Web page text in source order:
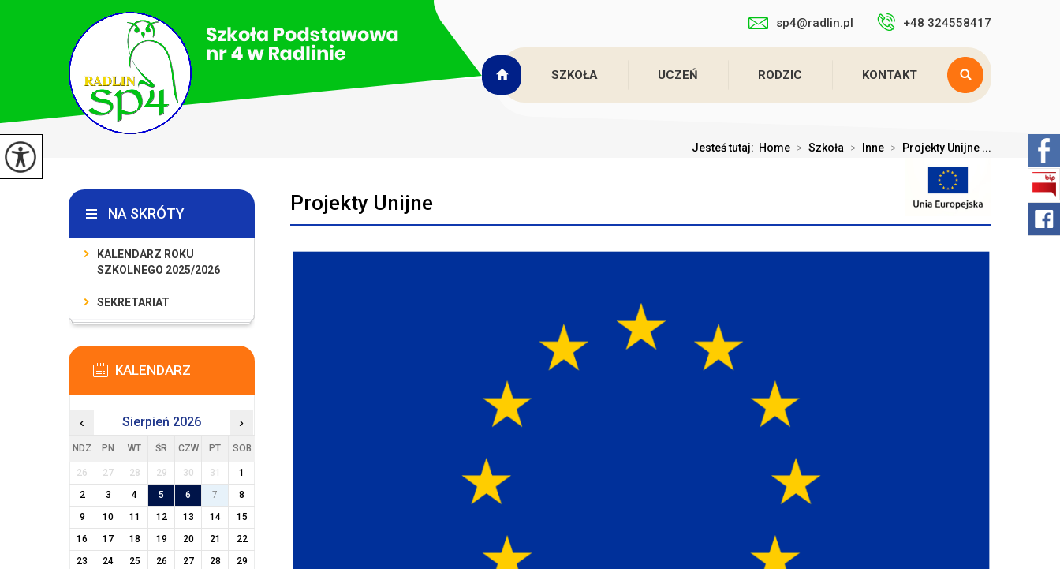
sp4@radlin.pl +48 324558417
SZKOŁA UCZEŃ RODZIC KONTAKT
Jesteś tutaj: Home > Szkoła > Inne > Projekty Unijne ...
Projekty Unijne
NA SKRÓTY
KALENDARZ ROKU
SZKOLNEGO 2025/2026
SEKRETARIAT
KALENDARZ
‹ Sierpień 2026 ›
NDZ PN WT ŚR CZW PT SOB
26 27 28 29 30 31
1
2
3 4 5 6 7
8
9
10 11 12 13 14
15
16
17 18 19 20 21
22
23
24 25 26 27 28
29